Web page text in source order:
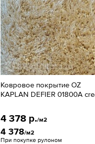
Ковровое покрытие OZ
KAPLAN DEFIER 01800A
4 378 р./м2
4 378/м2
При покупке рулоном